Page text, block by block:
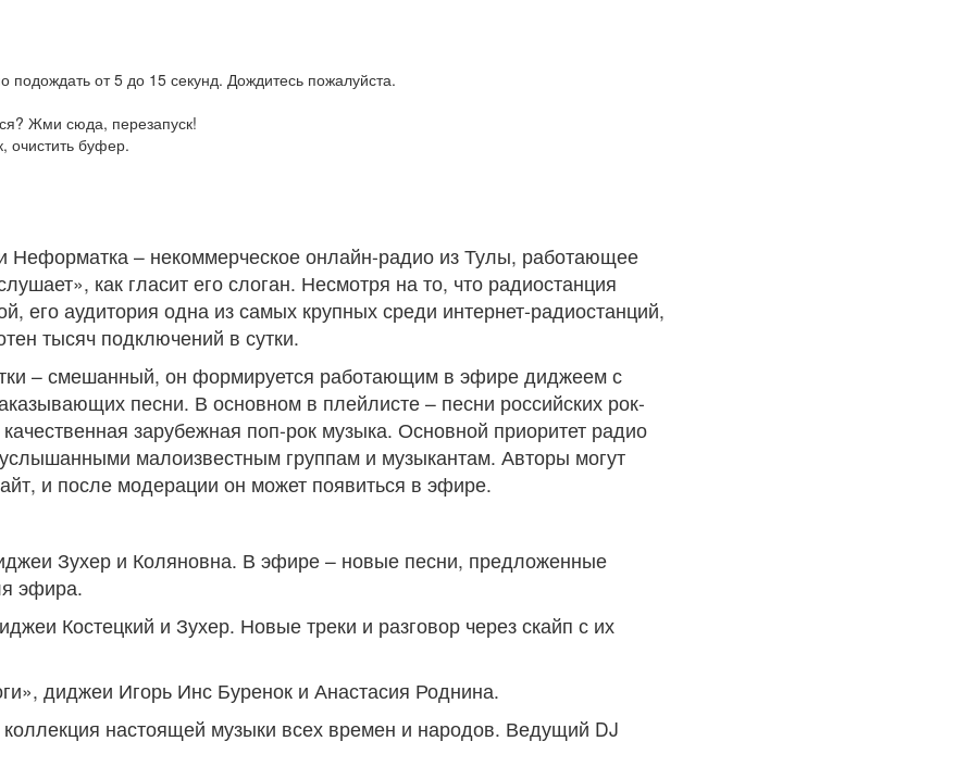
подождать от 5 до 15 секунд. Дождитесь пожалуйста.
Жми сюда, перезапуск!
очистить буфер.
– некоммерческое онлайн-радио из Тулы, работающее
как гласит его слоган. Несмотря на то, что радиостанция
его аудитория одна из самых крупных среди интернет-радиостанций,
тысяч подключений в сутки.
– смешанный, он формируется работающим в эфире диджеем с
песни. В основном в плейлисте – песни российских рок-
зарубежная поп-рок музыка. Основной приоритет радио
малоизвестным группам и музыкантам. Авторы могут
и после модерации он может появиться в эфире.
Зухер и Коляновна. В эфире – новые песни, предложенные
эфира.
Костецкий и Зухер. Новые треки и разговор через скайп с их
диджеи Игорь Инс Буренок и Анастасия Роднина.
настоящей музыки всех времен и народов. Ведущий DJ